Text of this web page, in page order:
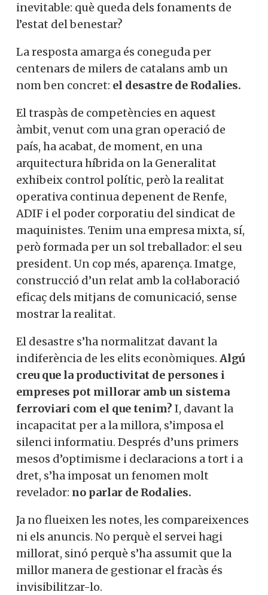
inevitable: què queda dels fonaments de
l’estat del benestar?
La resposta amarga és coneguda per
centenars de milers de catalans amb un
nom ben concret: el desastre de Rodalies.
El traspàs de competències en aquest
àmbit, venut com una gran operació de
país, ha acabat, de moment, en una
arquitectura híbrida on la Generalitat
exhibeix control polític, però la realitat
operativa continua depenent de Renfe,
ADIF i el poder corporatiu del sindicat de
maquinistes. Tenim una empresa mixta, sí,
però formada per un sol treballador: el seu
president. Un cop més, aparença. Imatge,
construcció d’un relat amb la col·laboració
eficaç dels mitjans de comunicació, sense
mostrar la realitat.
El desastre s’ha normalitzat davant la
indiferència de les elits econòmiques. Algú
creu que la productivitat de persones i
empreses pot millorar amb un sistema
ferroviari com el que tenim? I, davant la
incapacitat per a la millora, s’imposa el
silenci informatiu. Després d’uns primers
mesos d’optimisme i declaracions a tort i a
dret, s’ha imposat un fenomen molt
revelador: no parlar de Rodalies.
Ja no flueixen les notes, les compareixences
ni els anuncis. No perquè el servei hagi
millorat, sinó perquè s’ha assumit que la
millor manera de gestionar el fracàs és
invisibilitzar-lo.